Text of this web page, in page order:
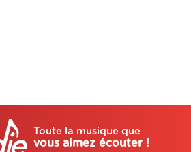
Toute la musique que
vous aimez écouter !